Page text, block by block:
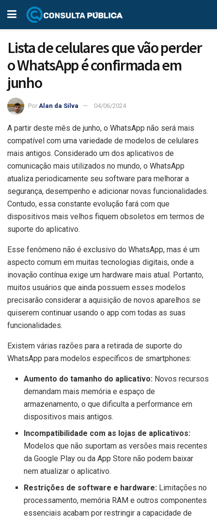
Lista de celulares que vão perder
o WhatsApp é confirmada em
junho
Por Alan da Silva 04/06/2024
A partir deste mês de junho, o WhatsApp não será mais
compatível com uma variedade de modelos de celulares
mais antigos. Considerado um dos aplicativos de
comunicação mais utilizados no mundo, o WhatsApp
atualiza periodicamente seu software para melhorar a
segurança, desempenho e adicionar novas funcionalidades.
Contudo, essa constante evolução fará com que
dispositivos mais velhos fiquem obsoletos em termos de
suporte do aplicativo.
Esse fenômeno não é exclusivo do WhatsApp, mas é um
aspecto comum em muitas tecnologias digitais, onde a
inovação contínua exige um hardware mais atual. Portanto,
muitos usuários que ainda possuem esses modelos
precisarão considerar a aquisição de novos aparelhos se
quiserem continuar usando o app com todas as suas
funcionalidades.
Existem várias razões para a retirada de suporte do
WhatsApp para modelos específicos de smartphones:
Aumento do tamanho do aplicativo: Novos recursos
demandam mais memória e espaço de
armazenamento, o que dificulta a performance em
dispositivos mais antigos.
Incompatibilidade com as lojas de aplicativos:
Modelos que não suportam as versões mais recentes
da Google Play ou da App Store não podem baixar
nem atualizar o aplicativo.
Restrições de software e hardware: Limitações no
processamento, memória RAM e outros componentes
essenciais acabam por restringir a capacidade de